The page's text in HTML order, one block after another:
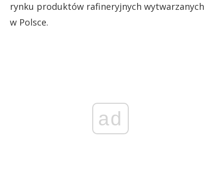
rynku produktów rafineryjnych wytwarzanych
w Polsce.
ad